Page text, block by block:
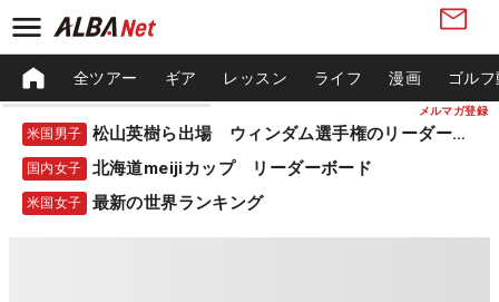
メルマガ登録
全ツアー ギア レッスン ライフ 漫画 ゴル
米国男子 松山英樹ら出場 ウィンダム選手権のリーダーボード
国内女子 北海道meijiカップ リーダーボード
米国女子 最新の世界ランキング